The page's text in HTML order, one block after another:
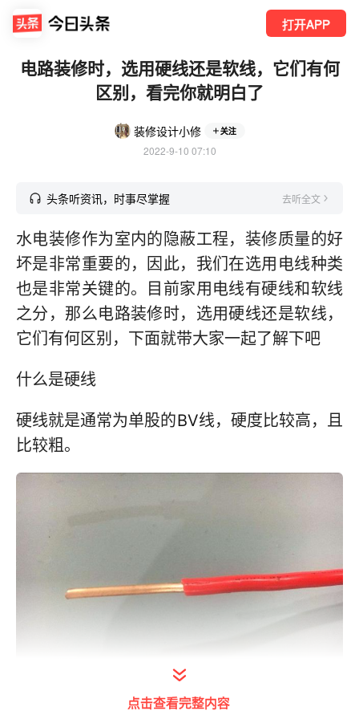
打开APP
电路装修时，选用硬线还是软线，它们有何
区别，看完你就明白了
装修设计小修 关注
2022-9-10 07:10
头条听资讯，时事尽掌握 去听全文
水电装修作为室内的隐蔽工程，装修质量的好
坏是非常重要的，因此，我们在选用电线种类
也是非常关键的。目前家用电线有硬线和软线
之分，那么电路装修时，选用硬线还是软线，
它们有何区别，下面就带大家一起了解下吧
什么是硬线
硬线就是通常为单股的BV线，硬度比较高，且
比较粗。
点击查看完整内容